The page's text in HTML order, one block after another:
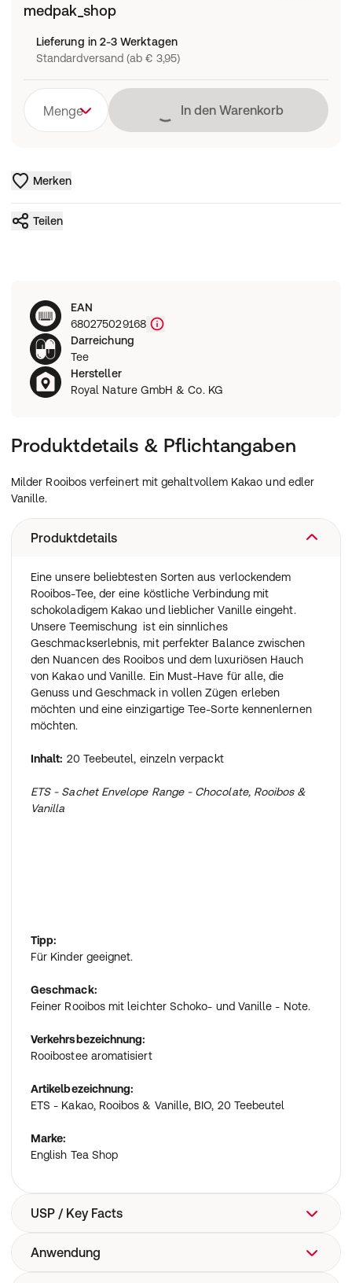
medpak_shop
Lieferung in 2-3 Werktagen
Standardversand (ab € 3,95)
Menge Lädt
In den Warenkorb
Merken
Teilen
EAN
680275029168
Darreichung
Tee
Hersteller
Royal Nature GmbH & Co. KG
Produktdetails & Pflichtangaben
Milder Rooibos verfeinert mit gehaltvollem Kakao und edler
Vanille.
Produktdetails
Eine unsere beliebtesten Sorten aus verlockendem
Rooibos-Tee, der eine köstliche Verbindung mit
schokoladigem Kakao und lieblicher Vanille eingeht.
Unsere Teemischung ist ein sinnliches
Geschmackserlebnis, mit perfekter Balance zwischen
den Nuancen des Rooibos und dem luxuriösen Hauch
von Kakao und Vanille. Ein Must-Have für alle, die
Genuss und Geschmack in vollen Zügen erleben
möchten und eine einzigartige Tee-Sorte kennenlernen
möchten.
Inhalt: 20 Teebeutel, einzeln verpackt
ETS - Sachet Envelope Range - Chocolate, Rooibos &
Vanilla
Tipp:
Für Kinder geeignet.
Geschmack:
Feiner Rooibos mit leichter Schoko- und Vanille - Note.
Verkehrsbezeichnung:
Rooibostee aromatisiert
Artikelbezeichnung:
ETS - Kakao, Rooibos & Vanille, BIO, 20 Teebeutel
Marke:
English Tea Shop
USP / Key Facts
Milder Rooibos bestens vereint mit einer
Anwendung